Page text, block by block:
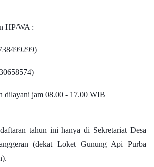
HP/WA :
dilayani jam 08.00 - 17.00 WIB
tahun ini hanya di Sekretariat Desa
(dekat Loket Gunung Api Purba